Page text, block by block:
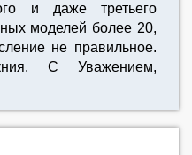
и даже третьего
моделей более 20,
не правильное.
С Уважением,